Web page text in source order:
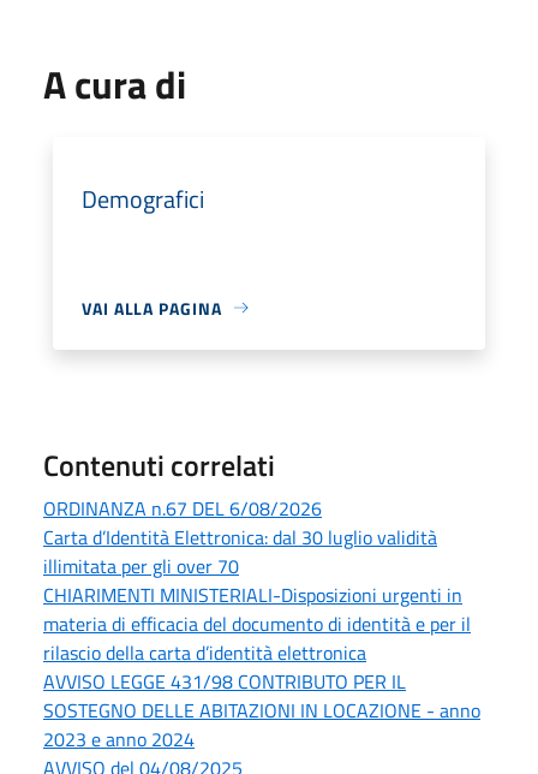
A cura di
Demografici
VAI ALLA PAGINA
Contenuti correlati
ORDINANZA n.67 DEL 6/08/2026
Carta d’Identità Elettronica: dal 30 luglio validità
illimitata per gli over 70
CHIARIMENTI MINISTERIALI-Disposizioni urgenti in
materia di efficacia del documento di identità e per il
rilascio della carta d’identità elettronica
AVVISO LEGGE 431/98 CONTRIBUTO PER IL
SOSTEGNO DELLE ABITAZIONI IN LOCAZIONE - anno
2023 e anno 2024
AVVISO del 04/08/2025